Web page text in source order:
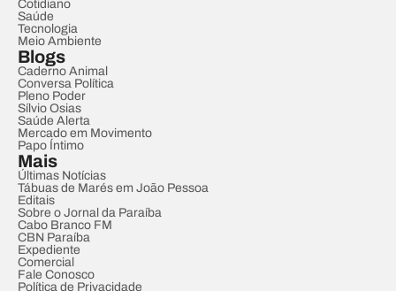
Cotidiano
Saúde
Tecnologia
Meio Ambiente
Blogs
Caderno Animal
Conversa Política
Pleno Poder
Sílvio Osias
Saúde Alerta
Mercado em Movimento
Papo Íntimo
Mais
Últimas Notícias
Tábuas de Marés em João Pessoa
Editais
Sobre o Jornal da Paraíba
Cabo Branco FM
CBN Paraíba
Expediente
Comercial
Fale Conosco
Política de Privacidade